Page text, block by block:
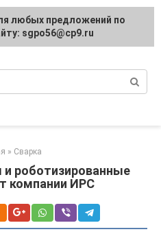
» Сварка
роботизированные
компании ИРС
любых предложений по
sgpo56@cp9.ru